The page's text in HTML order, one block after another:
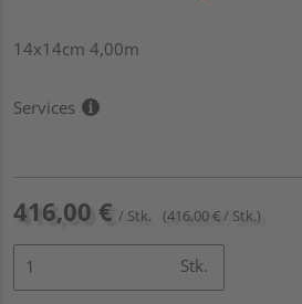
14x14cm 4,00m
Services
416,00 € / Stk. (416,00 € / Stk.)
Stk.